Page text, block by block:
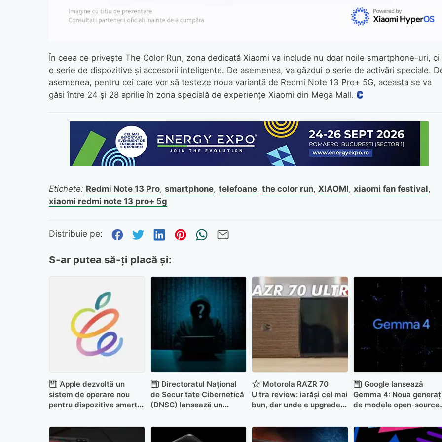
În ceea ce privește The Color Run, zona dedicată Xiaomi va include nu doar noile smartphone-uri, ci
o serie de dispozitive și accesorii inteligente. De asemenea, va găzdui o serie de activări speciale.
asemenea, pentru cei care vor să testeze noua variantă de Redmi Note 13 Pro+ 5G, aceasta se va
găsi între 24 și 28 aprilie în zona specială de experiențe Xiaomi din Mega Mall.
Etichete: Redmi Note 13 Pro, smartphone, telefoane, the color run, XIAOMI, xiaomi fan festival,
xiaomi redmi note 13 pro+ 5g
Distribuie pe: Distribuie pe Facebook
Distribuie pe Twitter
Distribuie pe LinkedIn
Distribuie pe Pinterest
Trimite prin whatsapp
S-ar putea să-ți placă și:
Apple dezvoltă un
sistem de operare nou
pentru dispozitive smart
Directoratul Național
de Securitate Cibernetică
(DNSC) lansează un
să ne protejeze de site-uri
false și țepe online
Motorola RAZR 70
Ultra review: iarăși cel mai
bun, dar unde e upgrade-
Google lansează
Gemma 4: Noua
de modele open-source